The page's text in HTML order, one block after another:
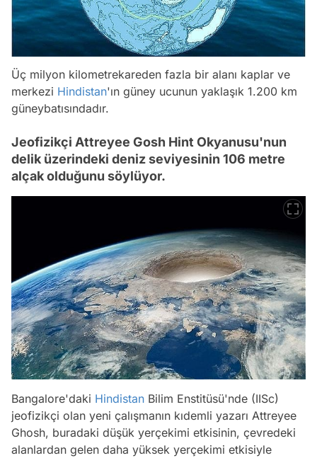
Üç milyon kilometrekareden fazla bir alanı kaplar ve
merkezi Hindistan'ın güney ucunun yaklaşık 1.200 km
güneybatısındadır.
Jeofizikçi Attreyee Gosh Hint Okyanusu'nun
delik üzerindeki deniz seviyesinin 106 metre
alçak olduğunu söylüyor.
Bangalore'daki Hindistan Bilim Enstitüsü'nde (IISc)
jeofizikçi olan yeni çalışmanın kıdemli yazarı Attreyee
Ghosh, buradaki düşük yerçekimi etkisinin, çevredeki
alanlardan gelen daha yüksek yerçekimi etkisiyle